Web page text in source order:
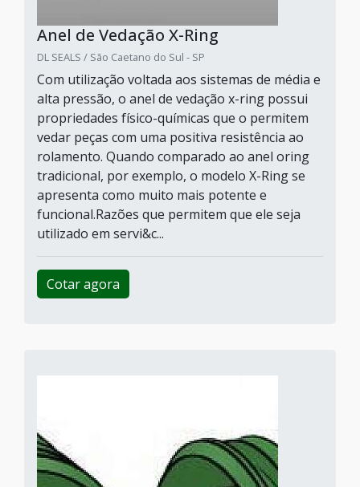
Anel de Vedação X-Ring
DL SEALS / São Caetano do Sul - SP
Com utilização voltada aos sistemas de média e
alta pressão, o anel de vedação x-ring possui
propriedades físico-químicas que o permitem
vedar peças com uma positiva resistência ao
rolamento. Quando comparado ao anel oring
tradicional, por exemplo, o modelo X-Ring se
apresenta como muito mais potente e
funcional.Razões que permitem que ele seja
utilizado em servi&c...
Cotar agora